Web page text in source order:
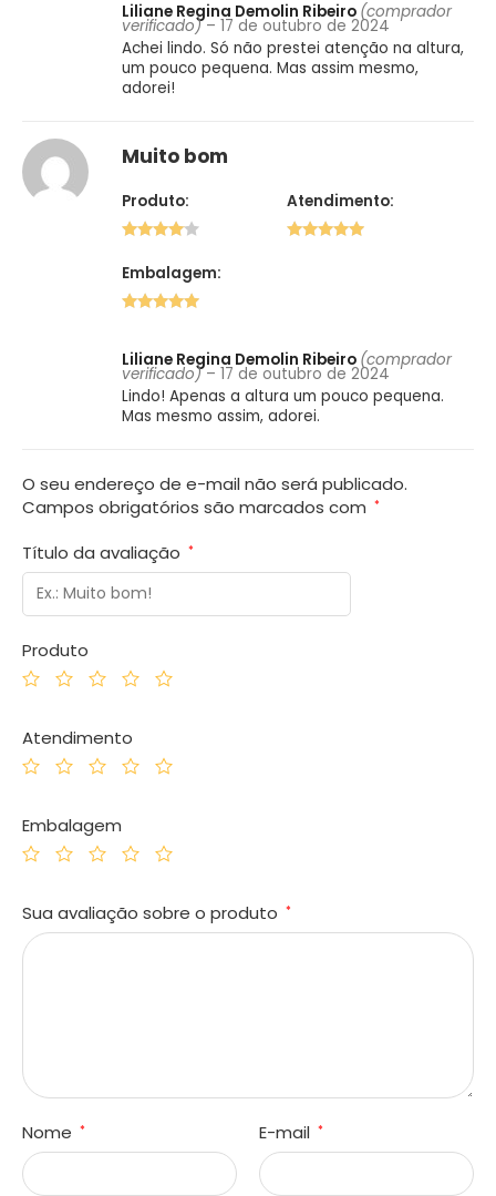
Liliane Regina Demolin Ribeiro (comprador
verificado) – 17 de outubro de 2024
Achei lindo. Só não prestei atenção na altura,
um pouco pequena. Mas assim mesmo,
adorei!
Muito bom
Produto: Atendimento:
Embalagem:
Liliane Regina Demolin Ribeiro (comprador
verificado) – 17 de outubro de 2024
Lindo! Apenas a altura um pouco pequena.
Mas mesmo assim, adorei.
O seu endereço de e-mail não será publicado.
Campos obrigatórios são marcados com *
Título da avaliação *
Produto
Atendimento
Embalagem
Sua avaliação sobre o produto *
Nome * E-mail *